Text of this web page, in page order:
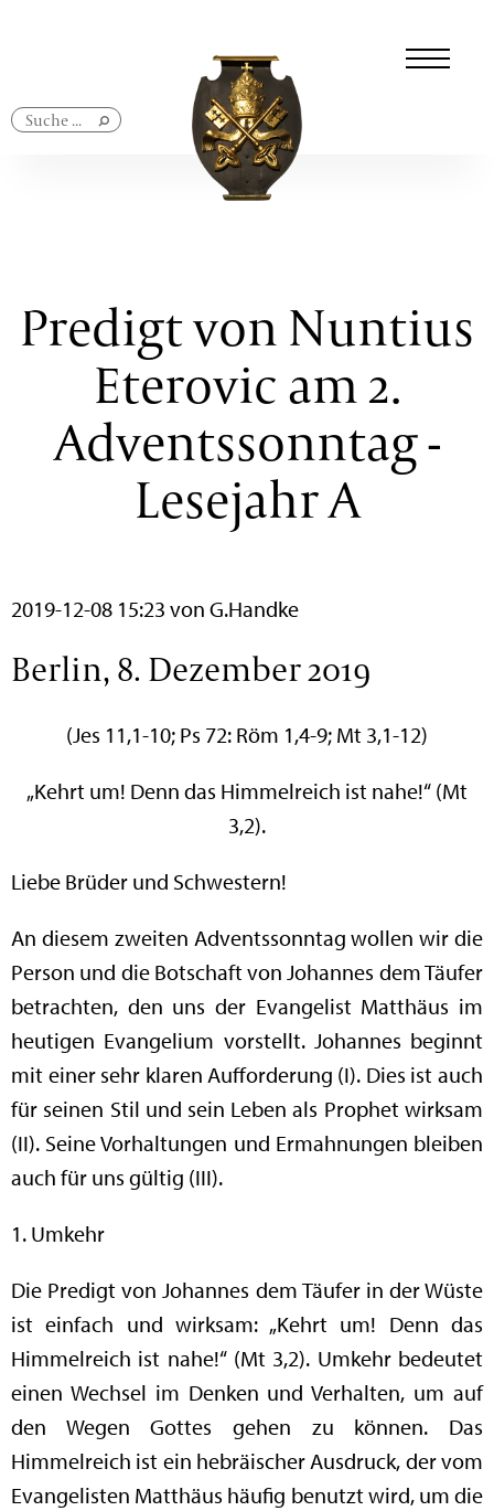
Predigt von Nuntius
Eterovic am 2.
Adventssonntag -
Lesejahr A
2019-12-08 15:23 von G.Handke
Berlin, 8. Dezember 2019
(Jes 11,1-10; Ps 72: Röm 1,4-9; Mt 3,1-12)
„Kehrt um! Denn das Himmelreich ist nahe!“ (Mt
3,2).
Liebe Brüder und Schwestern!
An diesem zweiten Adventssonntag wollen wir die
Person und die Botschaft von Johannes dem Täufer
betrachten, den uns der Evangelist Matthäus im
heutigen Evangelium vorstellt. Johannes beginnt
mit einer sehr klaren Aufforderung (I). Dies ist auch
für seinen Stil und sein Leben als Prophet wirksam
(II). Seine Vorhaltungen und Ermahnungen bleiben
auch für uns gültig (III).
1. Umkehr
Die Predigt von Johannes dem Täufer in der Wüste
ist einfach und wirksam: „Kehrt um! Denn das
Himmelreich ist nahe!“ (Mt 3,2). Umkehr bedeutet
einen Wechsel im Denken und Verhalten, um auf
den Wegen Gottes gehen zu können. Das
Himmelreich ist ein hebräischer Ausdruck, der vom
Evangelisten Matthäus häufig benutzt wird, um die